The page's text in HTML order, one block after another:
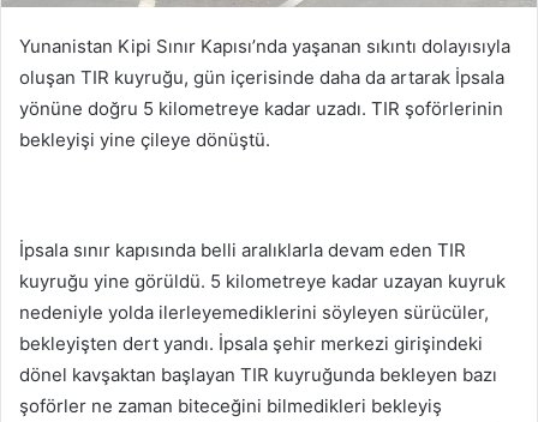
Yunanistan Kipi Sınır Kapısı’nda yaşanan sıkıntı dolayısıyla
oluşan TIR kuyruğu, gün içerisinde daha da artarak İpsala
yönüne doğru 5 kilometreye kadar uzadı. TIR şoförlerinin
bekleyişi yine çileye dönüştü.
İpsala sınır kapısında belli aralıklarla devam eden TIR
kuyruğu yine görüldü. 5 kilometreye kadar uzayan kuyruk
nedeniyle yolda ilerleyemediklerini söyleyen sürücüler,
bekleyişten dert yandı. İpsala şehir merkezi girişindeki
dönel kavşaktan başlayan TIR kuyruğunda bekleyen bazı
şoförler ne zaman biteceğini bilmedikleri bekleyiş